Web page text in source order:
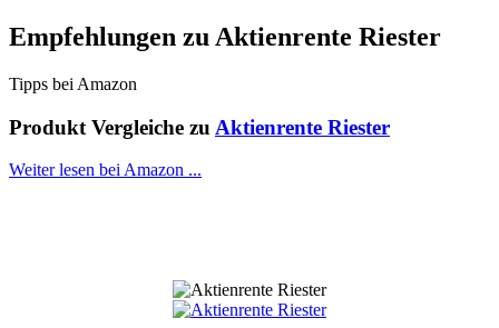
Empfehlungen zu Aktienrente Riester
Tipps bei Amazon
Produkt Vergleiche zu Aktienrente Riester
Weiter lesen bei Amazon ...